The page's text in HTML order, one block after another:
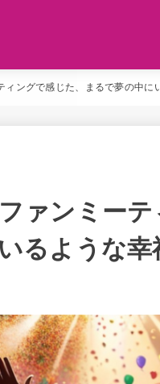
ィングで感じた、まるで夢の中に
ァンミー
るような幸